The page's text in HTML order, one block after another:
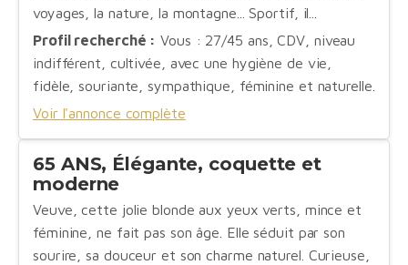
voyages, la nature, la montagne... Sportif, il...
Profil recherché : Vous : 27/45 ans, CDV, niveau
indifférent, cultivée, avec une hygiène de vie,
fidèle, souriante, sympathique, féminine et naturelle.
Voir l'annonce complète
65 ANS, Élégante, coquette et
moderne
Veuve, cette jolie blonde aux yeux verts, mince et
féminine, ne fait pas son âge. Elle séduit par son
sourire, sa douceur et son charme naturel. Curieuse,